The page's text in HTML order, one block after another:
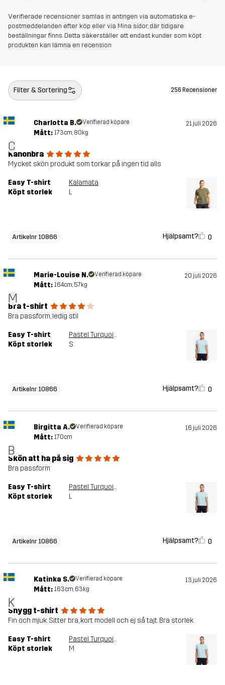
Verifierade recensioner samlas in antingen via automatiska e-
postmeddelanden efter köp eller via Mina sidor, där tidigare
beställningar finns. Detta säkerställer att endast kunder som köpt
produkten kan lämna en recension
Filter & Sortering 256 Recensioner
C
Charlotta B. Verifierad köpare 21 juli 2026
Mått: 173cm, 80kg
Kanonbra
Mycket skön produkt som torkar på ingen tid alls
Easy T-shirt
Kalamata
Köpt storlek
L
Artikelnr 10866 Hjälpsamt? 0
M
Marie-Louise N. Verifierad köpare 20 juli 2026
Mått: 164cm, 57kg
Bra t-shirt
Bra passform, ledig stil
Easy T-shirt
Pastel Turquoise
Köpt storlek
S
Artikelnr 10866 Hjälpsamt? 0
B
Birgitta A. Verifierad köpare 16 juli 2026
Mått: 170cm
Skön att ha på sig
Bra passform
Easy T-shirt
Pastel Turquoise
Köpt storlek
L
Artikelnr 10866 Hjälpsamt? 0
K
Katinka S. Verifierad köpare 13 juli 2026
Mått: 163cm, 63kg
Snygg t-shirt
Fin och mjuk. Sitter bra, kort modell och ej så tajt. Bra storlek.
Easy T-shirt
Pastel Turquoise
Köpt storlek
M